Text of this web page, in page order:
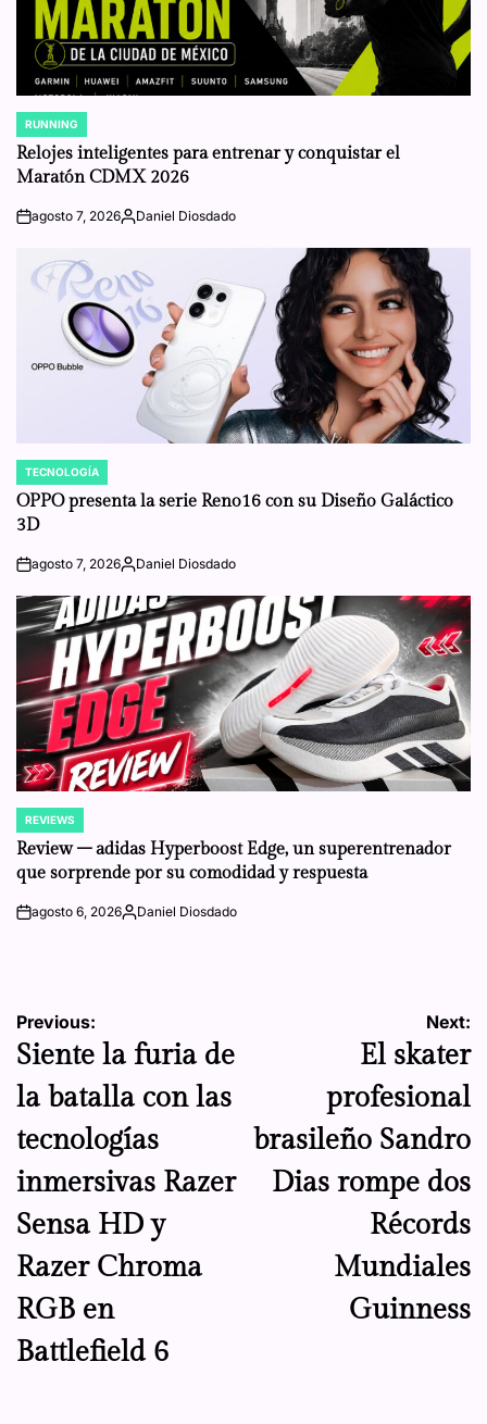
POSTED
IN
RUNNING
Relojes inteligentes para entrenar y conquistar el
Maratón CDMX 2026
onagosto 7, 2026Posted
Daniel Diosdado
POSTED
IN
TECNOLOGÍA
OPPO presenta la serie Reno16 con su Diseño Galáctico
3D
onagosto 7, 2026Posted
Daniel Diosdado
POSTED
IN
REVIEWS
Review – adidas Hyperboost Edge, un superentrenador
que sorprende por su comodidad y respuesta
onagosto 6, 2026Posted
Daniel Diosdado
Navegación
de
entradas
Previous:
Siente la furia de
la batalla con las
tecnologías
inmersivas Razer
Sensa HD y
Razer Chroma
RGB en
Battlefield 6
Next:
El skater
profesional
brasileño Sandro
Dias rompe dos
Récords
Mundiales
Guinness